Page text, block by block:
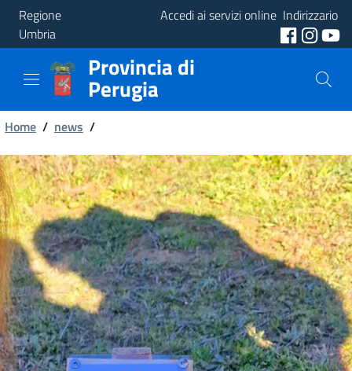
Regione
Umbria
Accedi ai servizi online Indirizzario
Provincia
Aree
Tematiche
Servizi
Provincia di
Perugia
Briciole
di
pane
Home / news /